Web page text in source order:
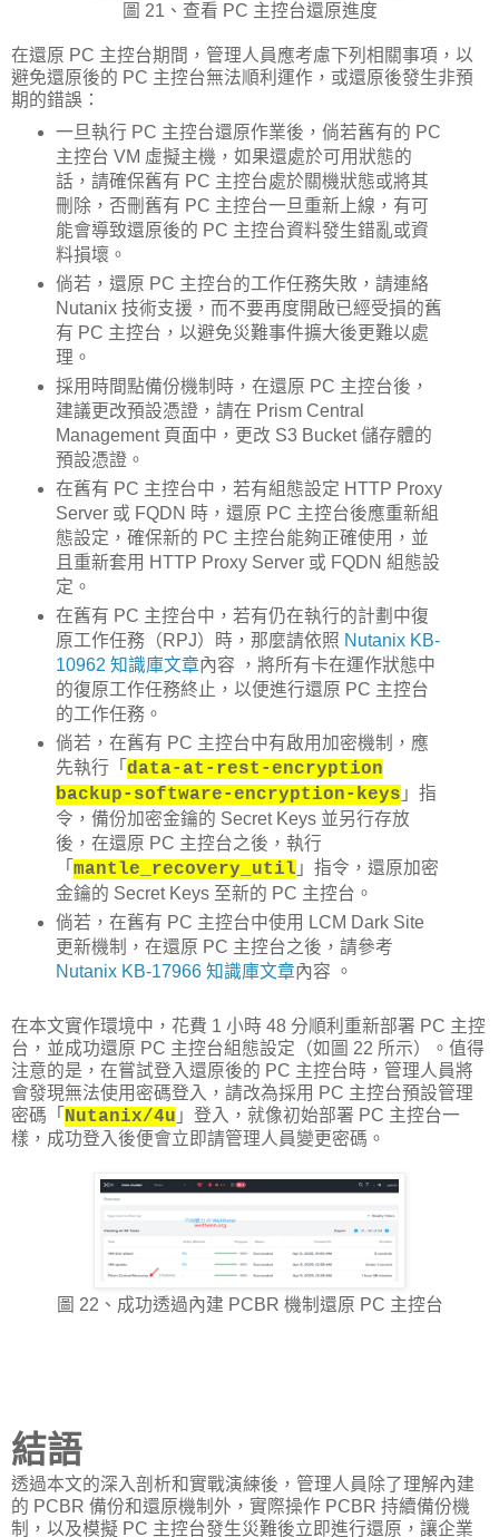
圖 21、查看 PC 主控台還原進度
在還原 PC 主控台期間，管理人員應考慮下列相關事項，以
避免還原後的 PC 主控台無法順利運作，或還原後發生非預
期的錯誤：
一旦執行 PC 主控台還原作業後，倘若舊有的 PC
主控台 VM 虛擬主機，如果還處於可用狀態的
話，請確保舊有 PC 主控台處於關機狀態或將其
刪除，否刪舊有 PC 主控台一旦重新上線，有可
能會導致還原後的 PC 主控台資料發生錯亂或資
料損壞。
倘若，還原 PC 主控台的工作任務失敗，請連絡
Nutanix 技術支援，而不要再度開啟已經受損的舊
有 PC 主控台，以避免災難事件擴大後更難以處
理。
採用時間點備份機制時，在還原 PC 主控台後，
建議更改預設憑證，請在 Prism Central
Management 頁面中，更改 S3 Bucket 儲存體的
預設憑證。
在舊有 PC 主控台中，若有組態設定 HTTP Proxy
Server 或 FQDN 時，還原 PC 主控台後應重新組
態設定，確保新的 PC 主控台能夠正確使用，並
且重新套用 HTTP Proxy Server 或 FQDN 組態設
定。
在舊有 PC 主控台中，若有仍在執行的計劃中復
原工作任務（RPJ）時，那麼請依照 Nutanix KB-
10962 知識庫文章內容 ，將所有卡在運作狀態中
的復原工作任務終止，以便進行還原 PC 主控台
的工作任務。
倘若，在舊有 PC 主控台中有啟用加密機制，應
先執行「 data-at-rest-encryption
backup-software-encryption-keys 」指
令，備份加密金鑰的 Secret Keys 並另行存放
後，在還原 PC 主控台之後，執行
「 mantle_recovery_util 」指令，還原加密
金鑰的 Secret Keys 至新的 PC 主控台。
倘若，在舊有 PC 主控台中使用 LCM Dark Site
更新機制，在還原 PC 主控台之後，請參考
Nutanix KB-17966 知識庫文章內容 。
在本文實作環境中，花費 1 小時 48 分順利重新部署 PC 主控
台，並成功還原 PC 主控台組態設定（如圖 22 所示）。值得
注意的是，在嘗試登入還原後的 PC 主控台時，管理人員將
會發現無法使用密碼登入，請改為採用 PC 主控台預設管理
密碼「 Nutanix/4u 」登入，就像初始部署 PC 主控台一
樣，成功登入後便會立即請管理人員變更密碼。
圖 22、成功透過內建 PCBR 機制還原 PC 主控台
結語
透過本文的深入剖析和實戰演練後，管理人員除了理解內建
的 PCBR 備份和還原機制外，實際操作 PCBR 持續備份機
制，以及模擬 PC 主控台發生災難後立即進行還原，讓企業